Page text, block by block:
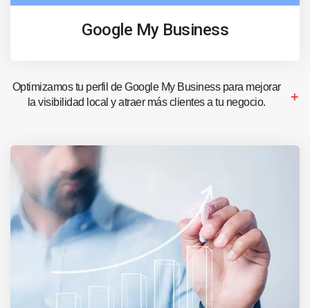
Google My Business
Optimizamos tu perfil de Google My Business para mejorar
la visibilidad local y atraer más clientes a tu negocio.